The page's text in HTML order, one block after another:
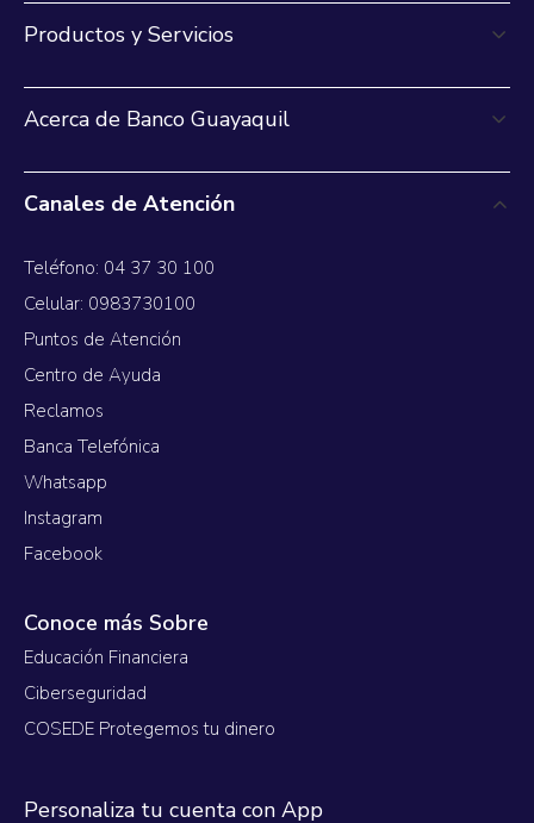
Productos y Servicios
Acerca de Banco Guayaquil
Canales de Atención
Teléfono: 04 37 30 100
Celular: 0983730100
Puntos de Atención
Centro de Ayuda
Reclamos
Banca Telefónica
Whatsapp
Instagram
Facebook
Conoce más Sobre
Educación Financiera
Ciberseguridad
COSEDE Protegemos tu dinero
Personaliza tu cuenta con App